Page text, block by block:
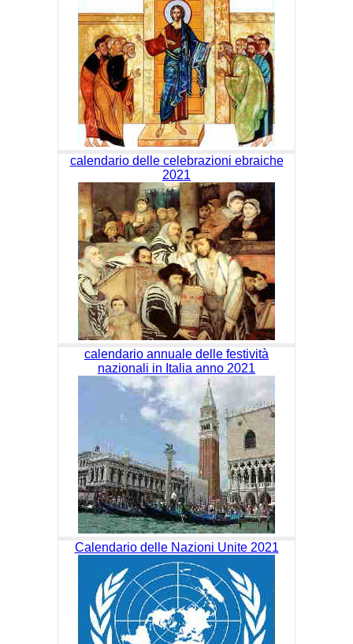
calendario delle celebrazioni ebraiche
2021
calendario annuale delle festività
nazionali in Italia anno 2021
Calendario delle Nazioni Unite 2021